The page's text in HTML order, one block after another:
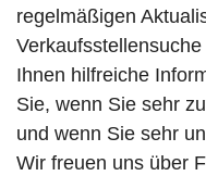
regelmäßigen
Ihnen hilfreiche
Sie, wenn Sie sehr
und wenn Sie sehr
Wir freuen uns über